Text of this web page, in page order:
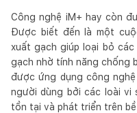
Công nghệ iM+ hay còn
Được biết đến là một
xuất gạch giúp loại bỏ
gạch nhờ tính năng chống
được ứng dụng công
người dùng bởi các loài vi
tồn tại và phát triển trên bề